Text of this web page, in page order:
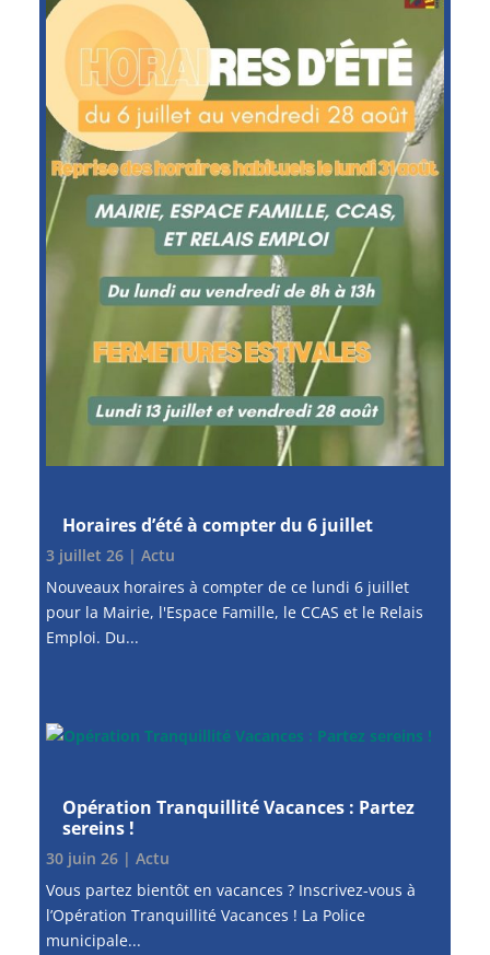
Horaires d’été à compter du 6 juillet
3 juillet 26| Actu
Nouveaux horaires à compter de ce lundi 6 juillet
pour la Mairie, l'Espace Famille, le CCAS et le Relais
Emploi. Du...
Opération Tranquillité Vacances : Partez
sereins !
30 juin 26| Actu
Vous partez bientôt en vacances ? Inscrivez-vous à
l’Opération Tranquillité Vacances ! La Police
municipale...